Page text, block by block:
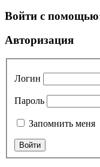
Войти с
Авторизация
Логин
Пароль
Запомнить меня